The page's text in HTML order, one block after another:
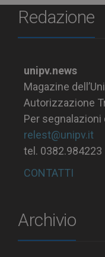
Redazione
unipv.news
Magazine
Autorizzazione
Per segnalazioni
relest@unipv.it
tel. 0382.984223
CONTATTI
Archivio